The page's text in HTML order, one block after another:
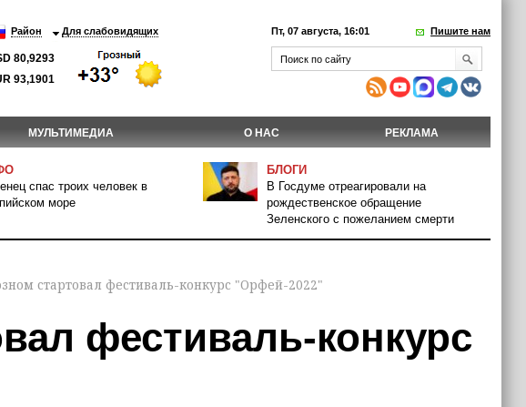
Район Для слабовидящих
80,9293
93,1901
Пт, 07 августа, 16:01 Пишите нам
МУЛЬТИМЕДИА О НАС РЕКЛАМА
спас троих человек в
море
БЛОГИ
В Госдуме отреагировали на
рождественское обращение
Зеленского с пожеланием смерти
стартовал фестиваль-конкурс "Орфей-2022"
фестиваль-конкурс